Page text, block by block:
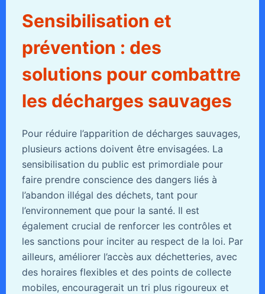
Sensibilisation et
prévention : des
solutions pour combattre
les décharges sauvages
Pour réduire l’apparition de décharges sauvages,
plusieurs actions doivent être envisagées. La
sensibilisation du public est primordiale pour
faire prendre conscience des dangers liés à
l’abandon illégal des déchets, tant pour
l’environnement que pour la santé. Il est
également crucial de renforcer les contrôles et
les sanctions pour inciter au respect de la loi. Par
ailleurs, améliorer l’accès aux déchetteries, avec
des horaires flexibles et des points de collecte
mobiles, encouragerait un tri plus rigoureux et